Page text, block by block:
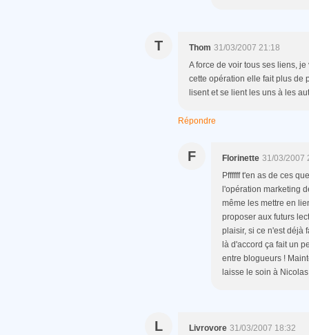
T Thom 31/03/2007 21:18
A force de voir tous ses liens,
cette opération elle fait plus de
lisent et se lient les uns à les
Répondre
F Florinette 31/03/2007
Pffffff t'en as de ces
l'opération marketing
même les mettre en
proposer aux futurs
plaisir, si ce n'est déjà
là d'accord ça fait un
entre blogueurs !
laisse le soin à
L Livrovore 31/03/2007 18:32